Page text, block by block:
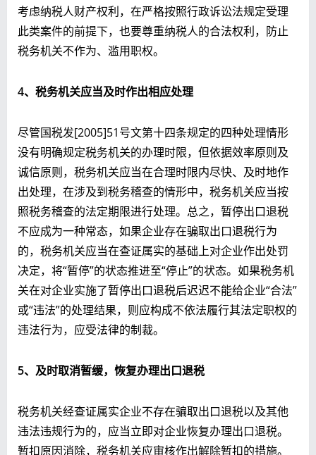
考虑纳税人财产权利，在严格按照行政诉讼法规定受理
此类案件的前提下，也要尊重纳税人的合法权利，防止
税务机关不作为、滥用职权。
4、税务机关应当及时作出相应处理
尽管国税发[2005]51号文第十四条规定的四种处理情形
没有明确规定税务机关的办理时限，但依据效率原则及
诚信原则，税务机关应当在合理时限内尽快、及时地作
出处理，在涉及到税务稽查的情形中，税务机关应当按
照税务稽查的法定期限进行处理。总之，暂停出口退税
不应成为一种常态，如果企业存在骗取出口退税行为
的，税务机关应当在查证属实的基础上对企业作出处罚
决定，将“暂停”的状态推进至“停止”的状态。如果税务机
关在对企业实施了暂停出口退税后迟迟不能给企业“合法”
或“违法”的处理结果，则应构成不依法履行其法定职权的
违法行为，应受法律的制裁。
5、及时取消暂缓，恢复办理出口退税
税务机关经查证属实企业不存在骗取出口退税以及其他
违法违规行为的，应当立即对企业恢复办理出口退税。
暂扣原因消除，税务机关应审核作出解除暂扣的措施。